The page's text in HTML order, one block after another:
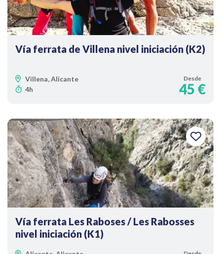
Vía ferrata de Villena nivel iniciación (K2)
Villena, Alicante
4h
Desde
45 €
Vía ferrata Les Raboses / Les Rabosses
nivel iniciación (K1)